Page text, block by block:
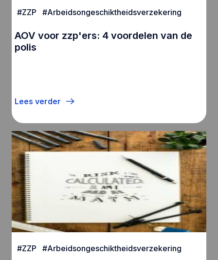
#ZZP #Arbeidsongeschiktheidsverzekering
AOV voor zzp'ers: 4 voordelen van de
polis
Lees verder
#ZZP #Arbeidsongeschiktheidsverzekering